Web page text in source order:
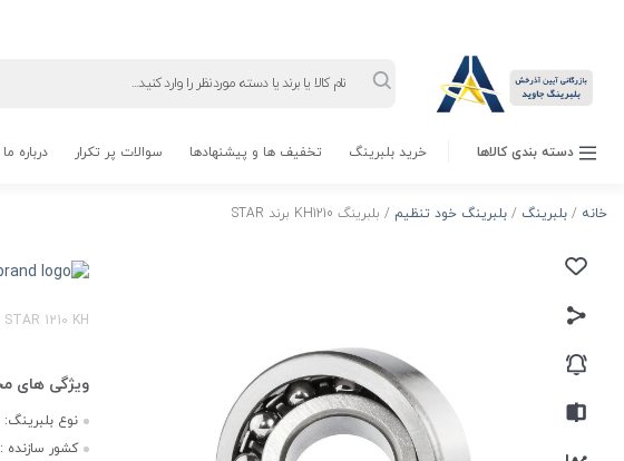
search
دسته بندی کالاها خرید بلبرینگ تخفیف ها و پیشنهادها سوالات پر تکرار درباره ما
خانه / بلبرینگ / بلبرینگ خود تنظیم / بلبرینگ KH1210 برند STAR
STAR 1210 KH
نوع بلبرینگ:
کشور سازنده :